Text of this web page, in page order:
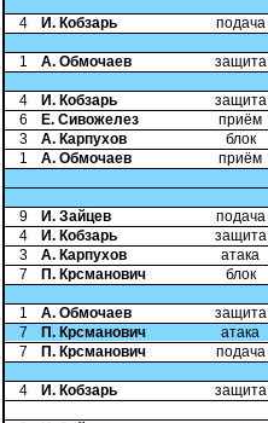
4 И. Кобзарь подача
1 А. Обмочаев защита
4 И. Кобзарь
защита
6
Е. Сивожелез
приём
3
А. Карпухов
блок
1
А. Обмочаев приём
9 И. Зайцев
подача
4
И. Кобзарь
защита
3
А. Карпухов
атака
7
П. Крсманович блок
1 А. Обмочаев
защита
7
П. Крсманович
атака
7
П. Крсманович подача
4 И. Кобзарь защита